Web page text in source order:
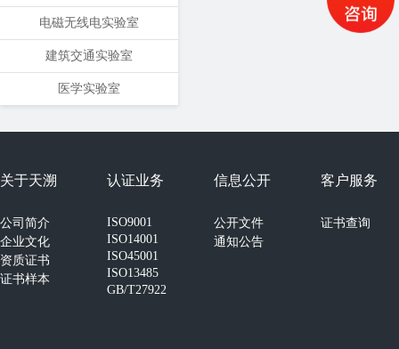
电磁无线电实验室
建筑交通实验室
医学实验室
关于天溯
公司简介
企业文化
资质证书
证书样本
认证业务
ISO9001
ISO14001
ISO45001
ISO13485
GB/T27922
信息公开
公开文件
通知公告
客户服务
证书查询